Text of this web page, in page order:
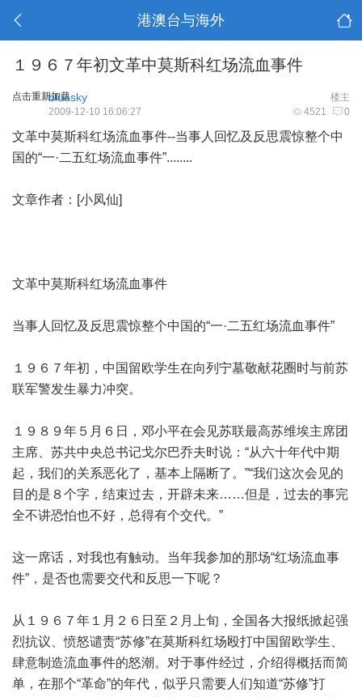
港澳台与海外
１９６７年初文革中莫斯科红场流血事件
点击重新加载 楼主
bluesky
4521 0
2009-12-10 16:06:27
文革中莫斯科红场流血事件--当事人回忆及反思震惊整个中
国的“一·二五红场流血事件”........
文章作者：[小凤仙]
文革中莫斯科红场流血事件
当事人回忆及反思震惊整个中国的“一·二五红场流血事件”
１９６７年初，中国留欧学生在向列宁墓敬献花圈时与前苏
联军警发生暴力冲突。
１９８９年５月６日，邓小平在会见苏联最高苏维埃主席团
主席、苏共中央总书记戈尔巴乔夫时说：“从六十年代中期
起，我们的关系恶化了，基本上隔断了。”“我们这次会见的
目的是８个字，结束过去，开辟未来……但是，过去的事完
全不讲恐怕也不好，总得有个交代。”
这一席话，对我也有触动。当年我参加的那场“红场流血事
件”，是否也需要交代和反思一下呢？
从１９６７年１月２６日至２月上旬，全国各大报纸掀起强
烈抗议、愤怒谴责“苏修”在莫斯科红场殴打中国留欧学生、
肆意制造流血事件的怒潮。对于事件经过，介绍得概括而简
单，在那个“革命”的年代，似乎只需要人们知道“苏修”打